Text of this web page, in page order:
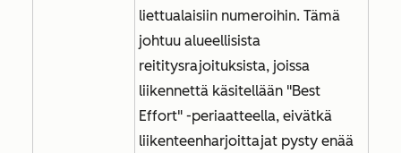
liettualaisiin numeroihin. Tämä
johtuu alueellisista
reititysrajoituksista, joissa
liikennettä käsitellään "Best
Effort" -periaatteella, eivätkä
liikenteenharjoittajat pysty enää